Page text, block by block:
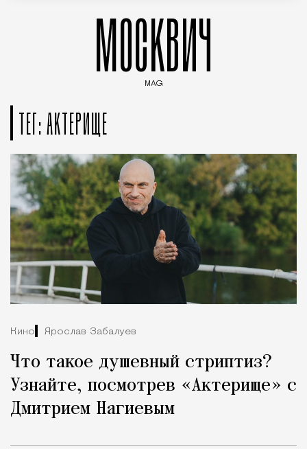
МОСКВИЧ
MAG
ТЕГ: АКТЕРИЩЕ
Кино Ярослав Забалуев
Что такое душевный стриптиз?
Узнайте, посмотрев «Актерище» с
Дмитрием Нагиевым